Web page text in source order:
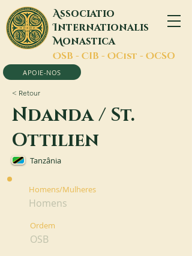
Associatio
Internationalis
Monastica
OSB - CIB - OCist - OCSO
APOIE-NOS
< Retour
Ndanda / St.
Ottilien
Tanzânia
Homens/Mulheres
Homens
Ordem
OSB